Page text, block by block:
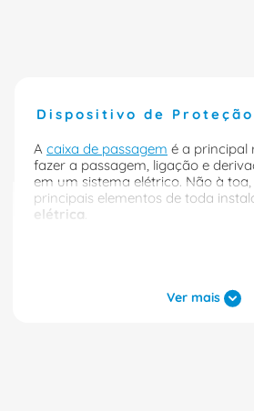
Dispositivo de Proteção
A caixa de passagem é a principal
fazer a passagem, ligação e
em um sistema elétrico. Não à
principais elementos de toda
elétrica
mudança do direcionamento de
Ver mais